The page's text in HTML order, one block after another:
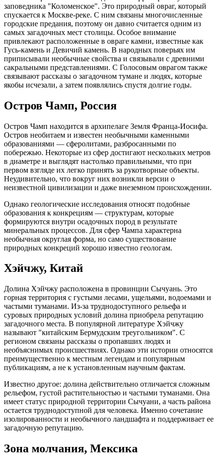
заповедника "Коломенское". Это природный овраг, который
спускается к Москве-реке. С ним связаны многочисленные
городские предания, поэтому он давно считается одним из
самых загадочных мест столицы. Особое внимание
привлекают расположенные в овраге камни, известные как
Гусь-камень и Девичий камень. В народных поверьях им
приписывали необычные свойства и связывали с древними
сакральными представлениями. С Голосовым оврагом также
связывают рассказы о загадочном тумане и людях, которые
якобы исчезали, а затем появлялись спустя долгие годы.
Остров Чамп, Россия
Остров Чамп находится в архипелаге Земля Франца-Иосифа.
Остров необитаем и известен необычными каменными
образованиями — сферолитами, разбросанными по
побережью. Некоторые из сфер достигают нескольких метров
в диаметре и выглядят настолько правильными, что при
первом взгляде их легко принять за рукотворные объекты.
Неудивительно, что вокруг них возникли версии о
неизвестной цивилизации и даже внеземном происхождении.
Однако геологические исследования относят подобные
образования к конкрециям — структурам, которые
формируются внутри осадочных пород в результате
минеральных процессов. Для сфер Чампа характерна
необычная округлая форма, но само существование
природных конкреций хорошо известно геологам.
Хэйчжу, Китай
Долина Хэйчжу расположена в провинции Сычуань. Это
горная территория с густыми лесами, ущельями, водоемами и
частыми туманами. Из-за труднодоступного рельефа и
суровых природных условий долина приобрела репутацию
загадочного места. В популярной литературе Хэйчжу
называют "китайским Бермудским треугольником". С
регионом связаны рассказы о пропавших людях и
необъяснимых происшествиях. Однако эти истории относятся
преимущественно к местным легендам и популярным
публикациям, а не к установленным научным фактам.
Известно другое: долина действительно отличается сложным
рельефом, густой растительностью и частыми туманами. Она
имеет статус природной территории Сычуани, а часть района
остается труднодоступной для человека. Именно сочетание
изолированности и необычного ландшафта и поддерживает ее
загадочную репутацию.
Зона молчания, Мексика